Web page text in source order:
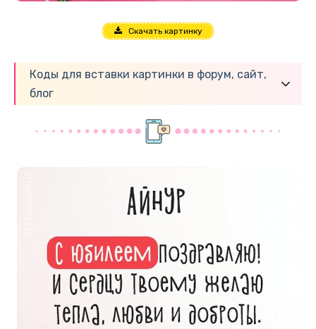
Скачать картинку
Коды для вставки картинки в форум, сайт,
блог